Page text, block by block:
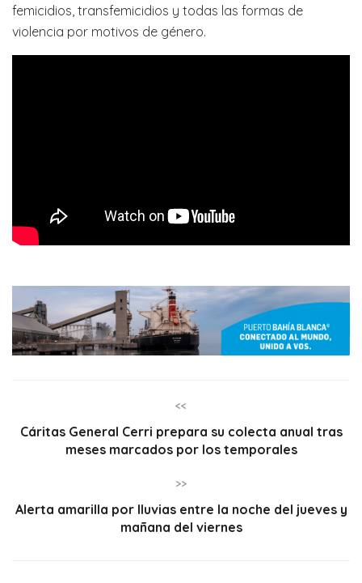
femicidios, transfemicidios y todas las formas de
violencia por motivos de género.
<<
Cáritas General Cerri prepara su colecta anual tras
meses marcados por los temporales
>>
Alerta amarilla por lluvias entre la noche del jueves y
mañana del viernes